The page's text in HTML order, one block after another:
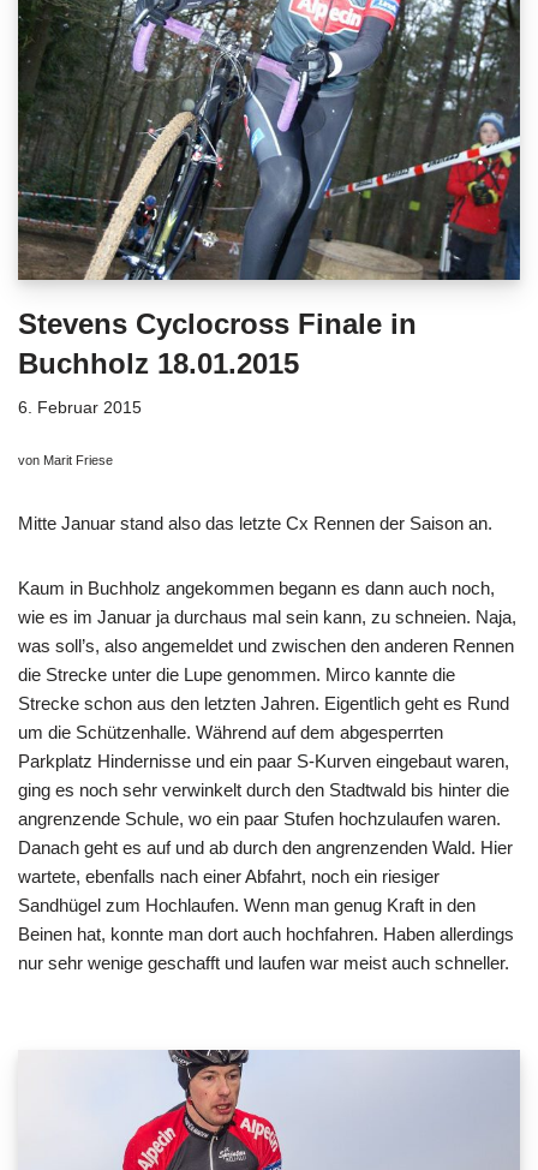
Stevens Cyclocross Finale in
Buchholz 18.01.2015
6. Februar 2015
von Marit Friese
Mitte Januar stand also das letzte Cx Rennen der Saison an.
Kaum in Buchholz angekommen begann es dann auch noch,
wie es im Januar ja durchaus mal sein kann, zu schneien. Naja,
was soll’s, also angemeldet und zwischen den anderen Rennen
die Strecke unter die Lupe genommen. Mirco kannte die
Strecke schon aus den letzten Jahren. Eigentlich geht es Rund
um die Schützenhalle. Während auf dem abgesperrten
Parkplatz Hindernisse und ein paar S-Kurven eingebaut waren,
ging es noch sehr verwinkelt durch den Stadtwald bis hinter die
angrenzende Schule, wo ein paar Stufen hochzulaufen waren.
Danach geht es auf und ab durch den angrenzenden Wald. Hier
wartete, ebenfalls nach einer Abfahrt, noch ein riesiger
Sandhügel zum Hochlaufen. Wenn man genug Kraft in den
Beinen hat, konnte man dort auch hochfahren. Haben allerdings
nur sehr wenige geschafft und laufen war meist auch schneller.